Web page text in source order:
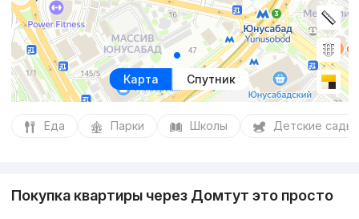
Карта Спутник
Еда Парки Школы Детские сады
Покупка квартиры через Домтут это просто